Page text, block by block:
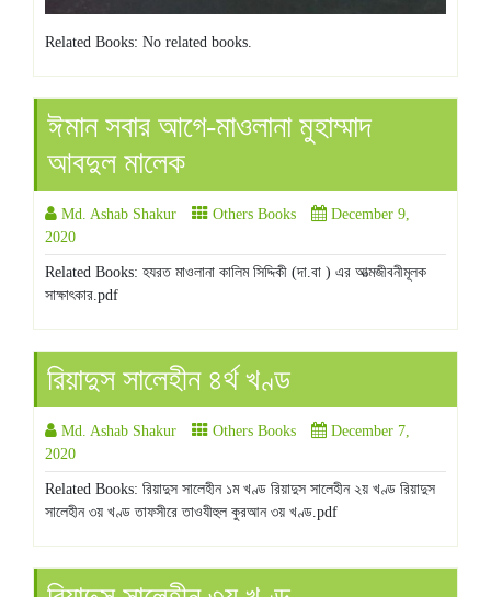
Related Books: No related books.
ঈমান সবার আগে-মাওলানা মুহাম্মাদ
আবদুল মালেক
Md. Ashab Shakur Others Books
December 9,
2020
Related Books: হযরত মাওলানা কালিম সিদ্দিকী (দা.বা ) এর আত্মজীবনীমূলক
সাক্ষাৎকার.pdf
রিয়াদুস সালেহীন ৪র্থ খণ্ড
Md. Ashab Shakur Others Books
December 7,
2020
Related Books: রিয়াদুস সালেহীন ১ম খণ্ড রিয়াদুস সালেহীন ২য় খণ্ড রিয়াদুস
সালেহীন ৩য় খণ্ড তাফসীরে তাওযীহুল কুরআন ৩য় খণ্ড.pdf